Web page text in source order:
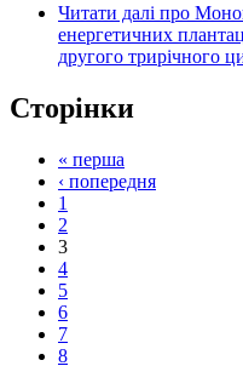
Читати далі про
енергетичних
другого трирічного
Сторінки
« перша
‹ попередня
1
2
3
4
5
6
7
8